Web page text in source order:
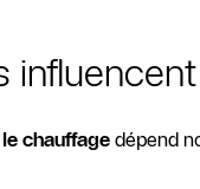
chauffagedépend